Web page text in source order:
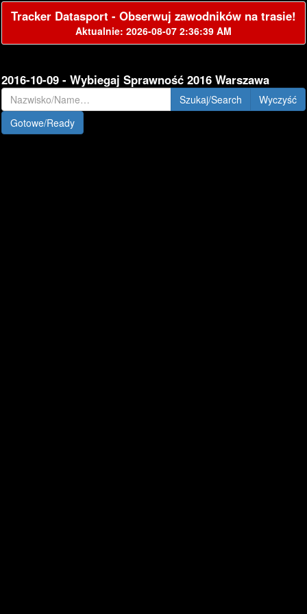
Tracker Datasport - Obserwuj zawodników na trasie!
Aktualnie: 2026-08-07 2:36:39 AM
2016-10-09 - Wybiegaj Sprawność 2016 Warszawa
Szukaj/Search
Gotowe/Ready